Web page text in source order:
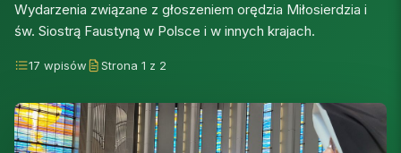
Wydarzenia związane z głoszeniem orędzia Miłosierdzia i
św. Siostrą Faustyną w Polsce i w innych krajach.
17 wpisów Strona 1 z 2